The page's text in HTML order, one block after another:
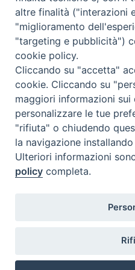
Contatti
altre finalità ("interazioni
"miglioramento
"targeting e pubblicità")
cookie policy.
Cliccando su "accetta"
cookie. Cliccando su
maggiori informazioni
personalizzare le tue
"rifiuta" o chiudendo
la navigazione
Ulteriori informazioni
policy completa.